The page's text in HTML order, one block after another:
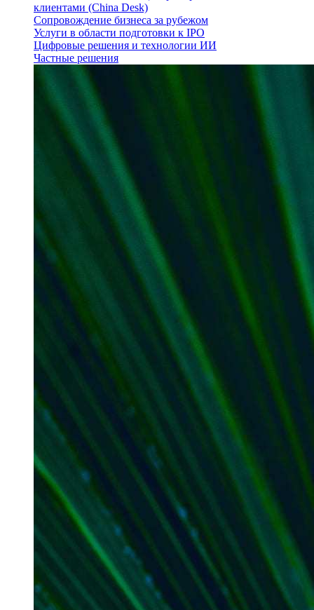
клиентами (China Desk)
Сопровождение бизнеса за рубежом
Услуги в области подготовки к IPO
Цифровые решения и технологии ИИ
Частные решения